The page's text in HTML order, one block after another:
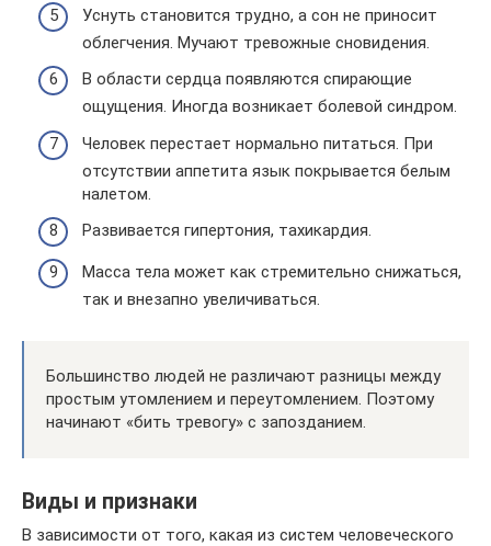
Уснуть становится трудно, а сон не приносит
облегчения. Мучают тревожные сновидения.
В области сердца появляются спирающие
ощущения. Иногда возникает болевой синдром.
Человек перестает нормально питаться. При
отсутствии аппетита язык покрывается белым
налетом.
Развивается гипертония, тахикардия.
Масса тела может как стремительно снижаться,
так и внезапно увеличиваться.
Большинство людей не различают разницы между
простым утомлением и переутомлением. Поэтому
начинают «бить тревогу» с запозданием.
Виды и признаки
В зависимости от того, какая из систем человеческого